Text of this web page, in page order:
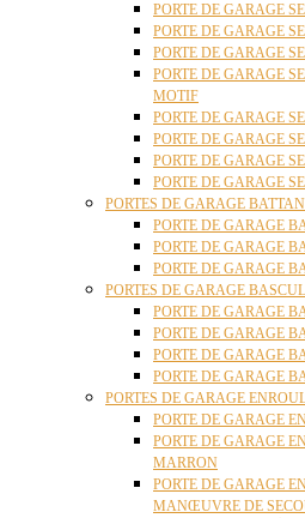
PORTE DE GARAGE
PORTE DE GARAGE
PORTE DE GARAGE
PORTE DE GARAGE
MOTIF
PORTE DE GARAGE
PORTE DE GARAGE
PORTE DE GARAGE
PORTE DE GARAGE
PORTES DE GARAGE
PORTE DE GARAGE
PORTE DE GARAGE
PORTE DE GARAGE
PORTES DE GARAGE
PORTE DE GARAGE
PORTE DE GARAGE
PORTE DE GARAGE
PORTE DE GARAGE
PORTES DE GARAGE
PORTE DE GARAGE
PORTE DE GARAGE
MARRON
PORTE DE GARAGE
MANŒUVRE DE